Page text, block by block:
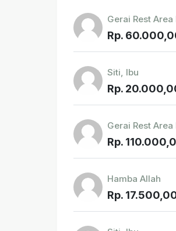
Gerai Rest Area
Rp.
Siti, Ibu
Rp.
Gerai Rest Area
Rp.
Hamba Allah
Rp.